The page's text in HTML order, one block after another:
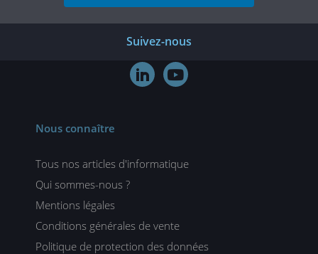
Suivez-nous
 
Nous connaître
Tous nos articles d'informatique
Qui sommes-nous ?
Mentions légales
Conditions générales de vente
Politique de protection des données